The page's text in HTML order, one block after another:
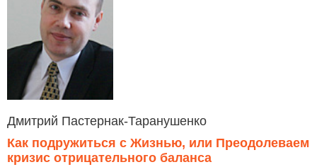
Дмитрий Пастернак-Таранушенко
Как подружиться с Жизнью, или Преодолеваем
кризис отрицательного баланса